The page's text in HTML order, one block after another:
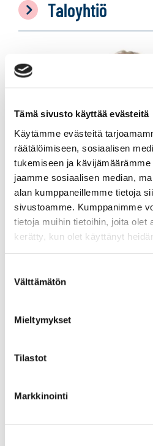
Tämä sivusto käyttää evästeitä
Käytämme evästeitä
räätälöimiseen, sosiaalisen
tukemiseen ja
jaamme sosiaalisen median,
alan kumppaneillemme tietoja
sivustoamme. Kumppanimme
tietoja muihin tietoihin, joita olet
kerätty, kun olet käyttänyt
valinta
Välttämätön
Mieltymykset
Tilastot
Markkinointi
Taloyhtiö
kaupanvahvistaja